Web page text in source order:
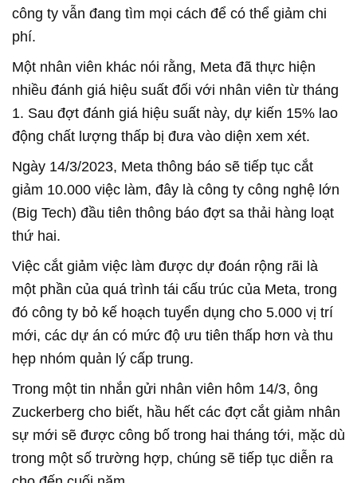
công ty vẫn đang tìm mọi cách để có thể giảm chi
phí.
Một nhân viên khác nói rằng, Meta đã thực hiện
nhiều đánh giá hiệu suất đối với nhân viên từ tháng
1. Sau đợt đánh giá hiệu suất này, dự kiến 15% lao
động chất lượng thấp bị đưa vào diện xem xét.
Ngày 14/3/2023, Meta thông báo sẽ tiếp tục cắt
giảm 10.000 việc làm, đây là công ty công nghệ lớn
(Big Tech) đầu tiên thông báo đợt sa thải hàng loạt
thứ hai.
Việc cắt giảm việc làm được dự đoán rộng rãi là
một phần của quá trình tái cấu trúc của Meta, trong
đó công ty bỏ kế hoạch tuyển dụng cho 5.000 vị trí
mới, các dự án có mức độ ưu tiên thấp hơn và thu
hẹp nhóm quản lý cấp trung.
Trong một tin nhắn gửi nhân viên hôm 14/3, ông
Zuckerberg cho biết, hầu hết các đợt cắt giảm nhân
sự mới sẽ được công bố trong hai tháng tới, mặc dù
trong một số trường hợp, chúng sẽ tiếp tục diễn ra